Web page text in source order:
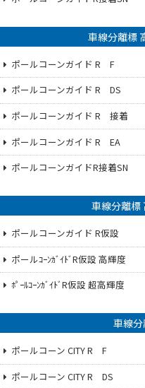
車線分離標
ポールコーンガイド R F
ポールコーンガイド R DS
ポールコーンガイド R 接着
ポールコーンガイド R EA
ポールコーンガイドR接着SN
車線分離標
ポールコーンガイド R仮設
ポールｺｰﾝｶﾞｲﾄﾞR仮設 高輝度
ﾎﾟｰﾙｺｰﾝｶﾞｲﾄﾞR仮設 超高輝度
車線
ポールコーン CITY R F
ポールコーン CITY R DS